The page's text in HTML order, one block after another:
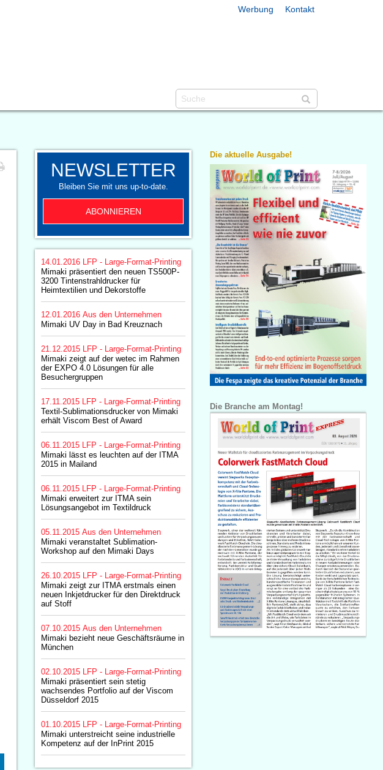
Werbung Kontakt
NEWSLETTER
Bleiben Sie mit uns up-to-date.
ABONNIEREN
14.01.2016
LFP - Large-Format-Printing
Mimaki präsentiert den neuen TS500P-
3200 Tintenstrahldrucker für
Heimtextilien und Dekorstoffe
12.01.2016 Aus den Unternehmen
Mimaki UV Day in Bad Kreuznach
21.12.2015
LFP - Large-Format-Printing
Mimaki zeigt auf der wetec im Rahmen
der EXPO 4.0 Lösungen für alle
Besuchergruppen
17.11.2015
LFP - Large-Format-Printing
Textil-Sublimationsdrucker von Mimaki
erhält Viscom Best of Award
06.11.2015
LFP - Large-Format-Printing
Mimaki lässt es leuchten auf der ITMA
2015 in Mailand
06.11.2015
LFP - Large-Format-Printing
Mimaki erweitert zur ITMA sein
Lösungsangebot im Textildruck
05.11.2015 Aus den Unternehmen
Mimaki veranstaltet Sublimation-
Workshop auf den Mimaki Days
26.10.2015
LFP - Large-Format-Printing
Mimaki zeigt zur ITMA erstmals einen
neuen Inkjetdrucker für den Direktdruck
auf Stoff
07.10.2015 Aus den Unternehmen
Mimaki bezieht neue Geschäftsräume in
München
02.10.2015
LFP - Large-Format-Printing
Mimaki präsentiert sein stetig
wachsendes Portfolio auf der Viscom
Düsseldorf 2015
01.10.2015
LFP - Large-Format-Printing
Mimaki unterstreicht seine industrielle
Kompetenz auf der InPrint 2015
Die aktuelle Ausgabe!
Die Branche am Montag!